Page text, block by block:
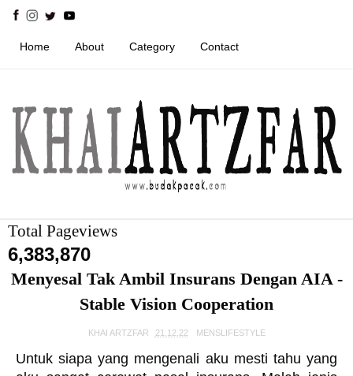
Home About Category Contact
Total Pageviews
6,383,870
Menyesal Tak Ambil Insurans Dengan AIA -
Stable Vision Cooperation
KHAI ARTZFAR 21.12.22 MENSLIFESTYLE
Untuk siapa yang mengenali aku mesti tahu yang